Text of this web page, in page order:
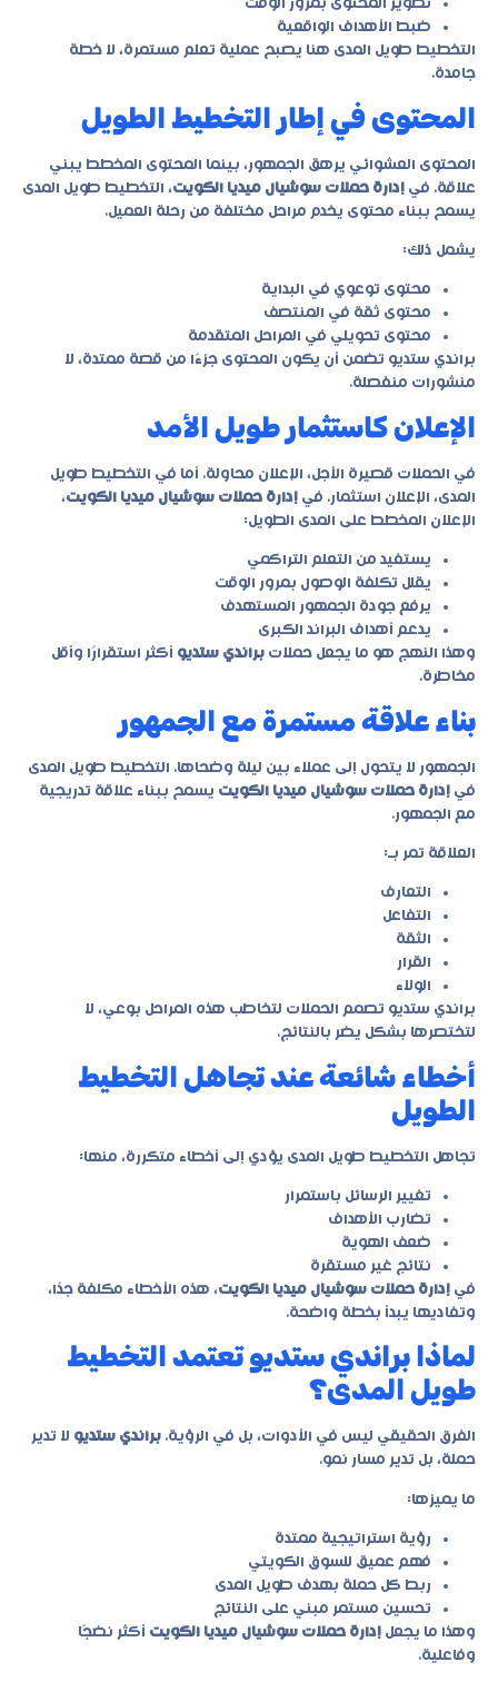
تطوير المحتوى بمرور الوقت
ضبط الأهداف الواقعية
التخطيط طويل المدى هنا يصبح عملية تعلم مستمرة، لا خطة
جامدة.
المحتوى في إطار التخطيط الطويل
المحتوى العشوائي يرهق الجمهور، بينما المحتوى المخطط يبني
علاقة. في إدارة حملات سوشيال ميديا الكويت، التخطيط طويل المدى
يسمح ببناء محتوى يخدم مراحل مختلفة من رحلة العميل.
يشمل ذلك:
محتوى توعوي في البداية
محتوى ثقة في المنتصف
محتوى تحويلي في المراحل المتقدمة
براندي ستديو تضمن أن يكون المحتوى جزءًا من قصة ممتدة، لا
منشورات منفصلة.
الإعلان كاستثمار طويل الأمد
في الحملات قصيرة الأجل، الإعلان محاولة. أما في التخطيط طويل
المدى، الإعلان استثمار. في إدارة حملات سوشيال ميديا الكويت،
الإعلان المخطط على المدى الطويل:
يستفيد من التعلم التراكمي
يقلل تكلفة الوصول بمرور الوقت
يرفع جودة الجمهور المستهدف
يدعم أهداف البراند الكبرى
وهذا النهج هو ما يجعل حملات براندي ستديو أكثر استقرارًا وأقل
مخاطرة.
بناء علاقة مستمرة مع الجمهور
الجمهور لا يتحول إلى عملاء بين ليلة وضحاها. التخطيط طويل المدى
في إدارة حملات سوشيال ميديا الكويت يسمح ببناء علاقة تدريجية
مع الجمهور.
العلاقة تمر بـ:
التعارف
التفاعل
الثقة
القرار
الولاء
براندي ستديو تصمم الحملات لتخاطب هذه المراحل بوعي، لا
لتختصرها بشكل يضر بالنتائج.
أخطاء شائعة عند تجاهل التخطيط
الطويل
تجاهل التخطيط طويل المدى يؤدي إلى أخطاء متكررة، منها:
تغيير الرسائل باستمرار
تضارب الأهداف
ضعف الهوية
نتائج غير مستقرة
في إدارة حملات سوشيال ميديا الكويت، هذه الأخطاء مكلفة جدًا،
وتفاديها يبدأ بخطة واضحة.
لماذا براندي ستديو تعتمد التخطيط
طويل المدى؟
الفرق الحقيقي ليس في الأدوات، بل في الرؤية. براندي ستديو لا تدير
حملة، بل تدير مسار نمو.
ما يميزها:
رؤية استراتيجية ممتدة
فهم عميق للسوق الكويتي
ربط كل حملة بهدف طويل المدى
تحسين مستمر مبني على النتائج
وهذا ما يجعل إدارة حملات سوشيال ميديا الكويت أكثر نضجًا
وفاعلية.